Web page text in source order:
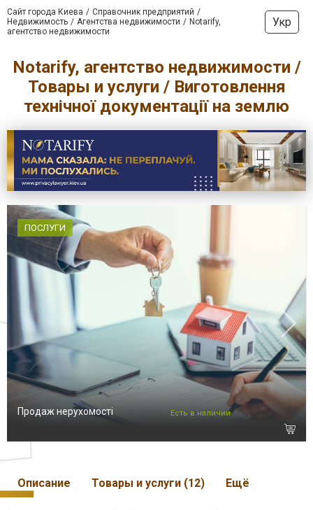
Сайт города Киева
Справочник предприятий
Недвижимость
Агентства недвижимости
Notarify,
агентство недвижимости
Укр
Notarify, агентство недвижимости /
Товары и услуги / Виготовлення
технічної документації на землю
ПОСЛУГИ
Продаж нерухомості Есть в наличии
Описание Товары и услуги (12) Ещё